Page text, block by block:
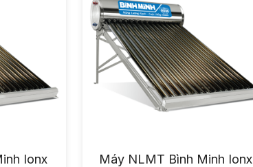
Ionx
Máy NLMT Bình Minh Ionx